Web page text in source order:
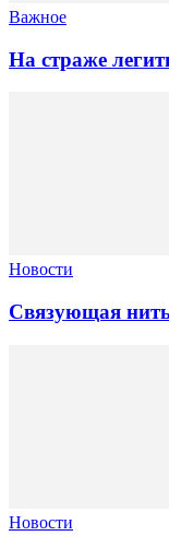
Важное
На страже
Новости
Связующая
Новости